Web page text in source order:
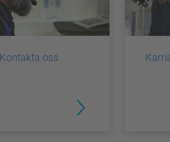
Kontakta oss